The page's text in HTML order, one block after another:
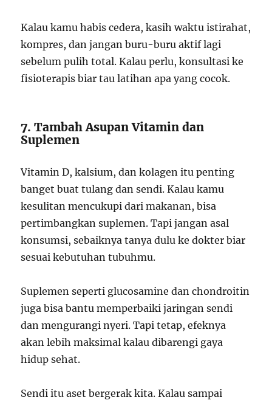
Kalau kamu habis cedera, kasih waktu istirahat,
kompres, dan jangan buru-buru aktif lagi
sebelum pulih total. Kalau perlu, konsultasi ke
fisioterapis biar tau latihan apa yang cocok.
7. Tambah Asupan Vitamin dan
Suplemen
Vitamin D, kalsium, dan kolagen itu penting
banget buat tulang dan sendi. Kalau kamu
kesulitan mencukupi dari makanan, bisa
pertimbangkan suplemen. Tapi jangan asal
konsumsi, sebaiknya tanya dulu ke dokter biar
sesuai kebutuhan tubuhmu.
Suplemen seperti glucosamine dan chondroitin
juga bisa bantu memperbaiki jaringan sendi
dan mengurangi nyeri. Tapi tetap, efeknya
akan lebih maksimal kalau dibarengi gaya
hidup sehat.
Sendi itu aset bergerak kita. Kalau sampai